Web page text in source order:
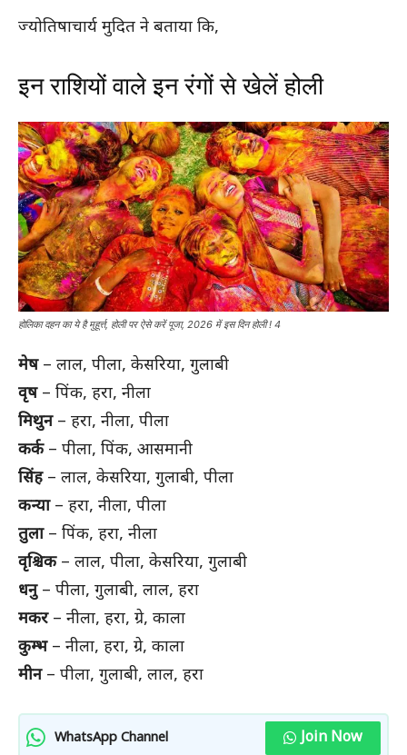
ज्योतिषाचार्य मुदित ने बताया कि,
इन राशियों वाले इन रंगों से खेलें होली
होलिका दहन का ये है मुहूर्त्त, होली पर ऐसे करें पूजा, 2026 में इस दिन होली ! 4
मेष– लाल, पीला, केसरिया, गुलाबी
वृष– पिंक, हरा, नीला
मिथुन– हरा, नीला, पीला
कर्क– पीला, पिंक, आसमानी
सिंह– लाल, केसरिया, गुलाबी, पीला
कन्या– हरा, नीला, पीला
तुला– पिंक, हरा, नीला
वृश्चिक– लाल, पीला, केसरिया, गुलाबी
धनु– पीला, गुलाबी, लाल, हरा
मकर– नीला, हरा, ग्रे, काला
कुम्भ– नीला, हरा, ग्रे, काला
मीन– पीला, गुलाबी, लाल, हरा
WhatsApp Channel Join Now